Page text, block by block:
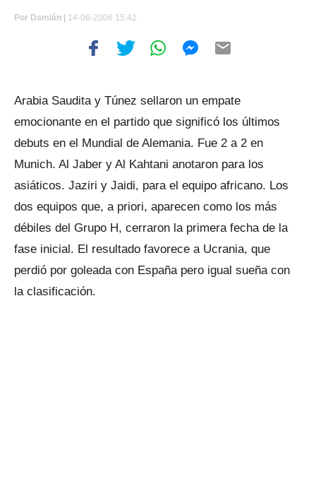
Por Damián | 14-06-2006 15:42
Arabia Saudita y Túnez sellaron un empate
emocionante en el partido que significó los últimos
debuts en el Mundial de Alemania. Fue 2 a 2 en
Munich. Al Jaber y Al Kahtani anotaron para los
asiáticos. Jaziri y Jaidi, para el equipo africano. Los
dos equipos que, a priori, aparecen como los más
débiles del Grupo H, cerraron la primera fecha de la
fase inicial. El resultado favorece a Ucrania, que
perdió por goleada con España pero igual sueña con
la clasificación.